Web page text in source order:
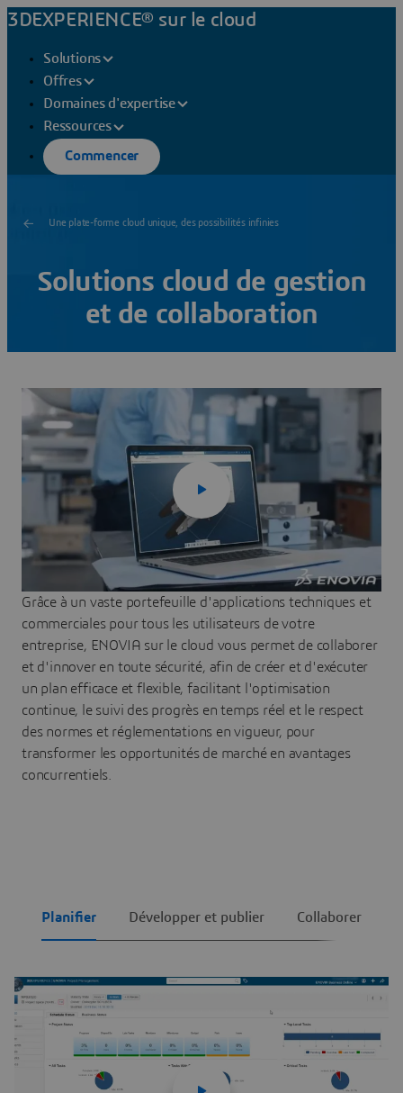
3DEXPERIENCE® sur le cloud
Solutions
Offres
Domaines d'expertise
Ressources
Commencer
Une plate-forme cloud unique, des possibilités infinies
Solutions cloud de gestion
et de collaboration
réussite.
Contactez-nous pour en savoir plus
Grâce à un vaste portefeuille d'applications techniques et
commerciales pour tous les utilisateurs de votre
entreprise, ENOVIA sur le cloud vous permet de collaborer
et d'innover en toute sécurité, afin de créer et d'exécuter
un plan efficace et flexible, facilitant l'optimisation
continue, le suivi des progrès en temps réel et le respect
des normes et réglementations en vigueur, pour
transformer les opportunités de marché en avantages
concurrentiels.
Planifier Développer et publier Collaborer